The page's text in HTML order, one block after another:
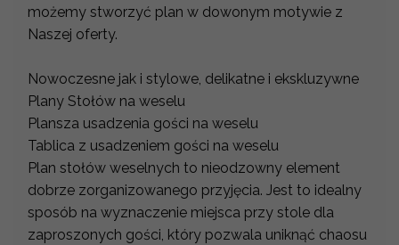
możemy stworzyć plan w dowonym motywie z
Naszej oferty.
Nowoczesne jak i stylowe, delikatne i ekskluzywne
Plany Stołów na weselu
Plansza usadzenia gości na weselu
Tablica z usadzeniem gości na weselu
Plan stołów weselnych to nieodzowny element
dobrze zorganizowanego przyjęcia. Jest to idealny
sposób na wyznaczenie miejsca przy stole dla
zaproszonych gości, który pozwala uniknąć chaosu